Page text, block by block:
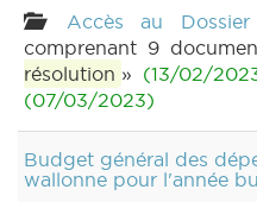
Accès au
comprenant 9
résolution » (13/02/
(07/03/2023)
Budget général des
wallonne pour l'année